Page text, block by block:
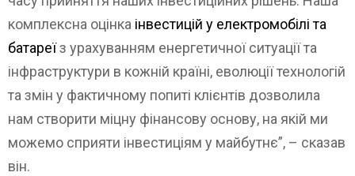
комплексна оцінка інвестицій у електромобілі та
батареїз урахуванням енергетичної ситуації та
інфраструктури в кожній країні, еволюції технологій
та змін у фактичному попиті клієнтів дозволила
нам створити міцну фінансову основу, на якій ми
можемо сприяти інвестиціям у майбутнє”, – сказав
він.